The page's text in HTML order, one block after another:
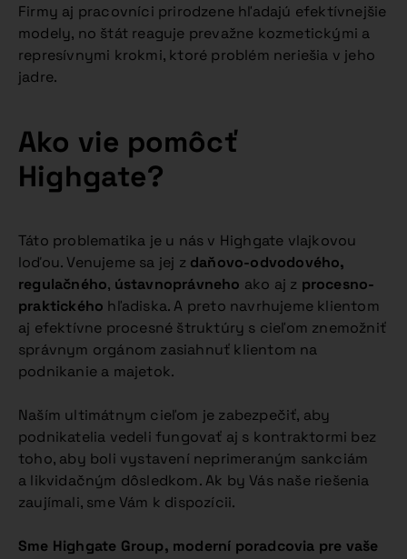
Firmy aj pracovníci prirodzene hľadajú efektívnejšie
modely, no štát reaguje prevažne kozmetickými a
represívnymi krokmi, ktoré problém neriešia v jeho
jadre.
Ako vie pomôcť
Highgate?
Táto problematika je u nás v Highgate vlajkovou
loďou. Venujeme sa jej z daňovo-odvodového,
regulačného, ústavnoprávneho ako aj z procesno-
praktického hľadiska. A preto navrhujeme klientom
aj efektívne procesné štruktúry s cieľom znemožniť
správnym orgánom zasiahnuť klientom na
podnikanie a majetok.
Naším ultimátnym cieľom je zabezpečiť, aby
podnikatelia vedeli fungovať aj s kontraktormi bez
toho, aby boli vystavení neprimeraným sankciám
a likvidačným dôsledkom. Ak by Vás naše riešenia
zaujímali, sme Vám k dispozícii.
Sme Highgate Group, moderní poradcovia pre vaše